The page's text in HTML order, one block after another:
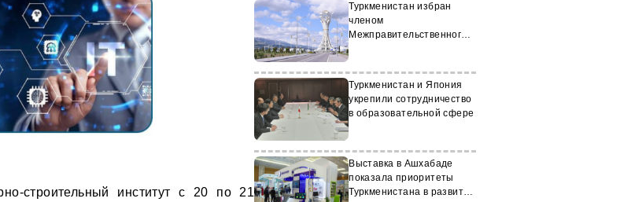
строительный институт с 20 по 21
Туркменистан избран
членом
Межправительственного
и спорту
Туркменистан и Япония
укрепили сотрудничество
в образовательной сфере
Выставка в Ашхабаде
показала приоритеты
Туркменистана в развитии